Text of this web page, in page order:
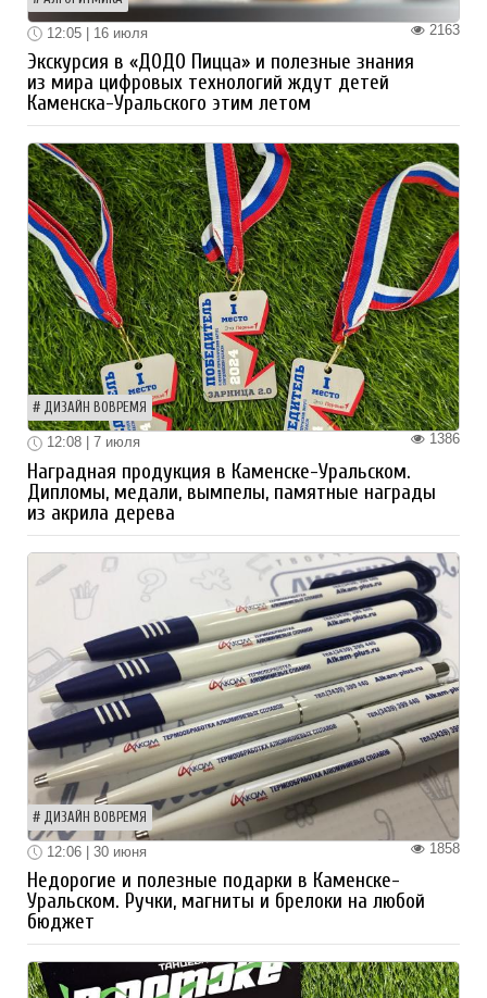
2163
12:05 | 16 июля
Экскурсия в «ДОДО Пицца» и полезные знания
из мира цифровых технологий ждут детей
Каменска-Уральского этим летом
ДИЗАЙН ВОВРЕМЯ
1386
12:08 | 7 июля
Наградная продукция в Каменске-Уральском.
Дипломы, медали, вымпелы, памятные награды
из акрила дерева
ДИЗАЙН ВОВРЕМЯ
1858
12:06 | 30 июня
Недорогие и полезные подарки в Каменске-
Уральском. Ручки, магниты и брелоки на любой
бюджет